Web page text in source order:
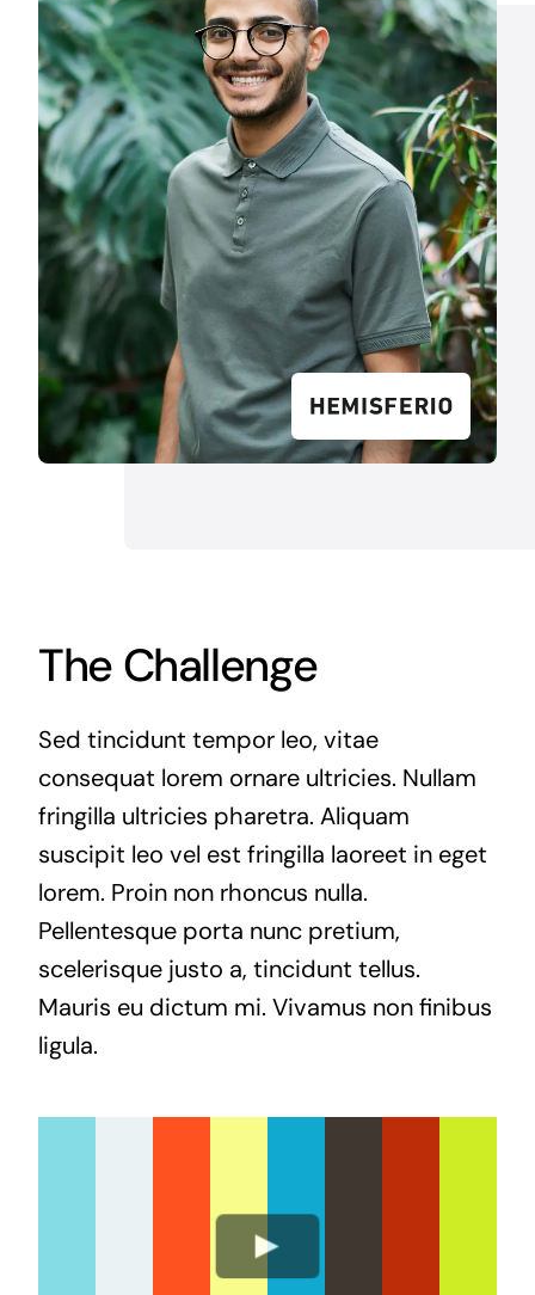
The Challenge
Sed tincidunt tempor leo, vitae
consequat lorem ornare ultricies. Nullam
fringilla ultricies pharetra. Aliquam
suscipit leo vel est fringilla laoreet in eget
lorem. Proin non rhoncus nulla.
Pellentesque porta nunc pretium,
scelerisque justo a, tincidunt tellus.
Mauris eu dictum mi. Vivamus non finibus
ligula.